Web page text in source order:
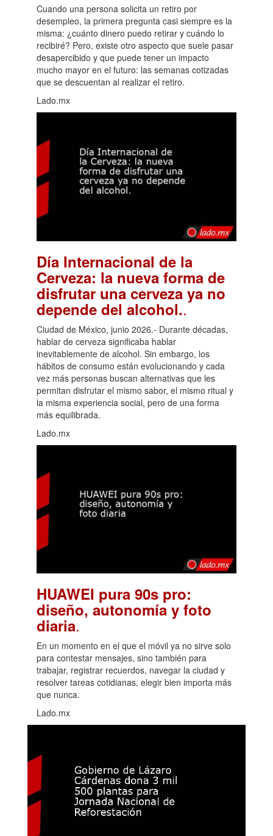
Cuando una persona solicita un retiro por
desempleo, la primera pregunta casi siempre es la
misma: ¿cuánto dinero puedo retirar y cuándo lo
recibiré? Pero, existe otro aspecto que suele pasar
desapercibido y que puede tener un impacto
mucho mayor en el futuro: las semanas cotizadas
que se descuentan al realizar el retiro.
Lado.mx
Día Internacional de la
Cerveza: la nueva forma de
disfrutar una cerveza ya no
depende del alcohol..
Ciudad de México, junio 2026.- Durante décadas,
hablar de cerveza significaba hablar
inevitablemente de alcohol. Sin embargo, los
hábitos de consumo están evolucionando y cada
vez más personas buscan alternativas que les
permitan disfrutar el mismo sabor, el mismo ritual y
la misma experiencia social, pero de una forma
más equilibrada.
Lado.mx
HUAWEI pura 90s pro:
diseño, autonomía y foto
diaria.
En un momento en el que el móvil ya no sirve solo
para contestar mensajes, sino también para
trabajar, registrar recuerdos, navegar la ciudad y
resolver tareas cotidianas, elegir bien importa más
que nunca.
Lado.mx